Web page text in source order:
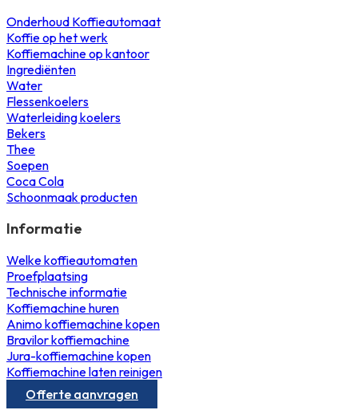
Onderhoud Koffieautomaat
Koffie op het werk
Koffiemachine op kantoor
Ingrediënten
Water
Flessenkoelers
Waterleiding koelers
Bekers
Thee
Soepen
Coca Cola
Schoonmaak producten
Informatie
Welke koffieautomaten
Proefplaatsing
Technische informatie
Koffiemachine huren
Animo koffiemachine kopen
Bravilor koffiemachine
Jura-koffiemachine kopen
Koffiemachine laten reinigen
Offerte aanvragen